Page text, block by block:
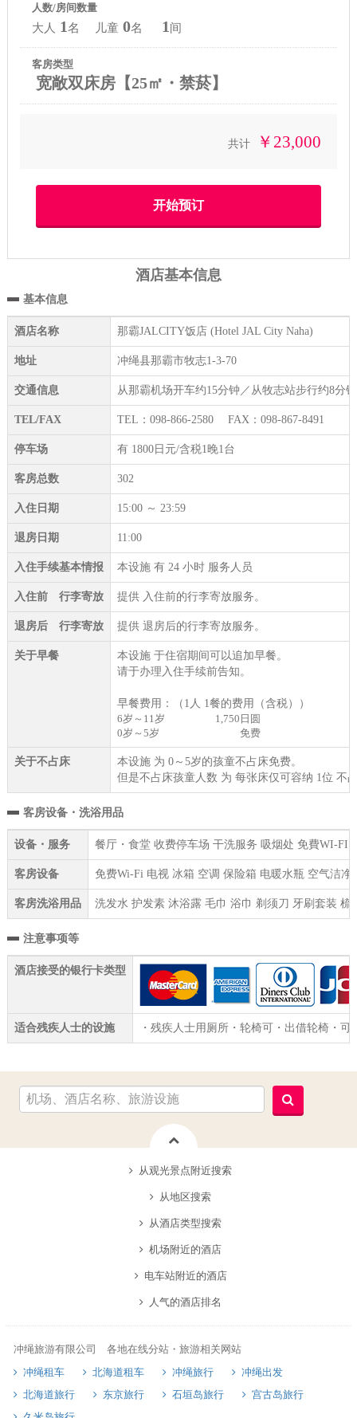
人数/房间数量
大人 1名 儿童 0名 1 间
客房类型
宽敞双床房【25㎡・禁菸】
共计 ￥23,000
酒店基本信息
基本信息
酒店名称 那霸JALCITY饭店 (Hotel JAL City Naha)
地址 冲绳县那霸市牧志1-3-70
交通信息 从那霸机场开车约15分钟／从牧志站步行约8分
TEL/FAX TEL：098-866-2580 FAX：098-867-8491
停车场 有 1800日元/含税1晚1台
客房总数 302
入住日期 15:00 ～ 23:59
退房日期 11:00
入住手续基本情报 本设施 有 24 小时 服务人员
入住前 行李寄放 提供 入住前的行李寄放服务。
退房后 行李寄放 提供 退房后的行李寄放服务。
关于早餐
本设施 于住宿期间可以追加早餐。
请于办理入住手续前告知。
早餐费用：（1人 1餐的费用（含税））
6岁～11岁
1,750日圆
0岁～5岁
免费
关于不占床
本设施 为 0～5岁的孩童不占床免费。
但是不占床孩童人数 为 每张床仅可容纳 1位 不
客房设备・洗浴用品
设备・服务 餐厅・食堂 收费停车场 干洗服务 吸烟处 免費WI-FI
客房设备 免费Wi-Fi 电视 冰箱 空调 保险箱 电暖水瓶 空气洁
客房洗浴用品 洗发水 护发素 沐浴露 毛巾 浴巾 剃须刀 牙刷套装 梳
注意事项等
酒店接受的银行卡类型
适合残疾人士的设施 ・残疾人士用厕所・轮椅可・出借轮椅・
从观光景点附近搜索
从地区搜索
从酒店类型搜索
机场附近的酒店
电车站附近的酒店
人气的酒店排名
冲绳旅游有限公司 各地在线分站・旅游相关网站
冲绳租车
北海道租车 冲绳旅行
冲绳出发
北海道旅行
东京旅行 石垣岛旅行
宫古岛旅行